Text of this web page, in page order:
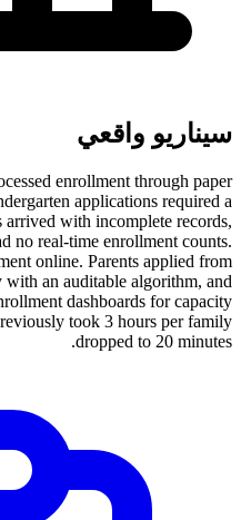
سيناريو واقعي
enrollment through paper
applications required a
arrived with incomplete records,
no real-time enrollment counts.
online. Parents applied from
an auditable algorithm, and
dashboards for capacity
took 3 hours per family
dropped to 20 minutes.